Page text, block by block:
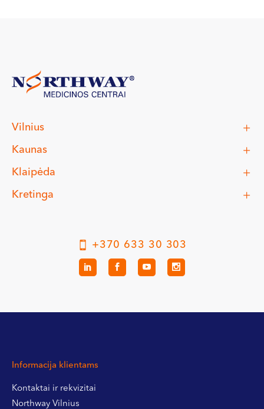
Vilnius
Kaunas
Klaipėda
Kretinga
+370 633 30 303
Informacija klientams
Kontaktai ir rekvizitai
Northway Vilnius